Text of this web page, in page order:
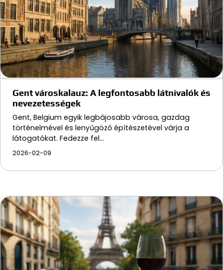
Gent városkalauz: A legfontosabb látnivalók és
nevezetességek
Gent, Belgium egyik legbájosabb városa, gazdag
történelmével és lenyűgöző építészetével várja a
látogatókat. Fedezze fel…
2026-02-09